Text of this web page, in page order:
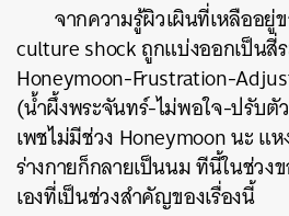
จากความรู้ผิวเผินที่เหลืออยู่
culture shock ถูกแบ่งออกเป็นสี่
Honeymoon-Frustration-
(น้ำผึ้งพระจันทร์-ไม่พอใจ-ปรับตั
เพชไม่มีช่วง Honeymoon นะ แ
ร่างกายก็กลายเป็นนม ทีนี้ในช่วง
เองที่เป็นช่วงสำคัญของเรื่องนี้